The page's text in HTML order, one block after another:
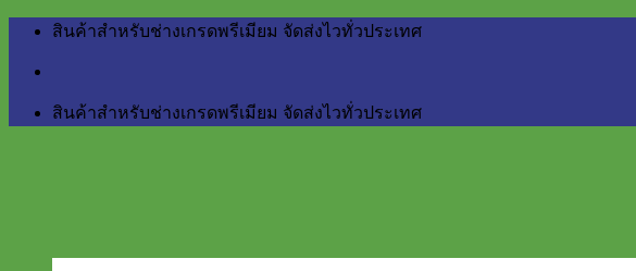
Skip
สินค้าสำหรับช่างเกรดพรีเมียม จัดส่งไวทั่วประเทศ
สินค้าสำหรับช่างเกรดพรีเมียม จัดส่งไวทั่วประเทศ